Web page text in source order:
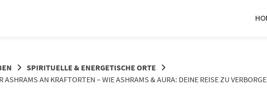
SPIRITUELLE & ENERGETISCHE ORTE
ASHRAMS AN KRAFTORTEN – WIE ASHRAMS & AURA: DEINE REISE ZU